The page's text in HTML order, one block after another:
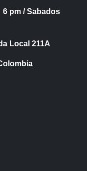
6 pm /Sabados
Local 211A